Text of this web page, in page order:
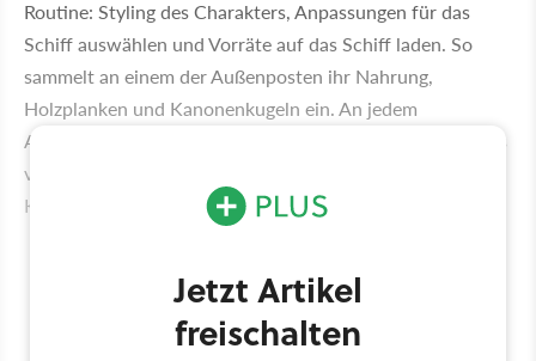
Routine: Styling des Charakters, Anpassungen für das
Schiff auswählen und Vorräte auf das Schiff laden. So
sammelt an einem der Außenposten ihr Nahrung,
Holzplanken und Kanonenkugeln ein. An jedem
Außenposten findet ihr außerdem Händler, die euch Items
verkaufen, sowie Repräsentanten der einzelnen
Kompanien.
Jetzt Artikel
freischalten